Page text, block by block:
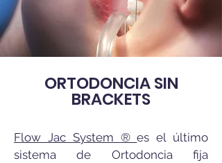
ORTODONCIA SIN
BRACKETS
Flow Jac System ®es el último
sistema de Ortodoncia fija